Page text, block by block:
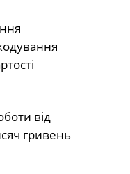
від
гривень